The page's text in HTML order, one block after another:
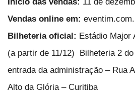
Início das vendas: 11 de
Vendas online em:
Bilheteria oficial: Estádio Major
(a partir de 11/12) Bilheteria 2
entrada da administração – Rua
Alto da Glória – Curitiba